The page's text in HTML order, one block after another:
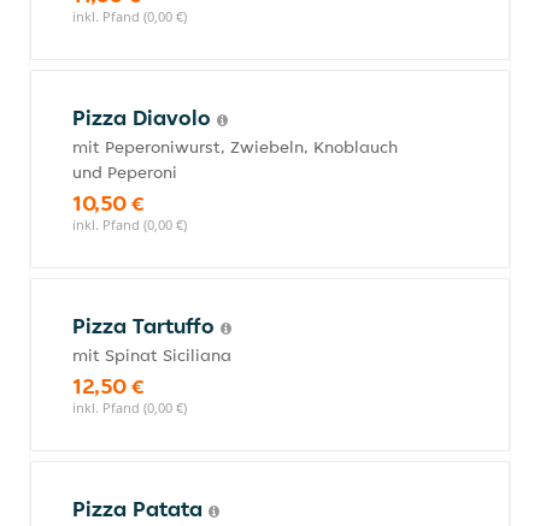
inkl. Pfand (0,00 €)
Pizza Diavolo
mit Peperoniwurst, Zwiebeln, Knoblauch
und Peperoni
10,50 €
inkl. Pfand (0,00 €)
Pizza Tartuffo
mit Spinat Siciliana
12,50 €
inkl. Pfand (0,00 €)
Pizza Patata